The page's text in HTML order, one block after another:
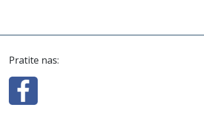
Pratite nas: